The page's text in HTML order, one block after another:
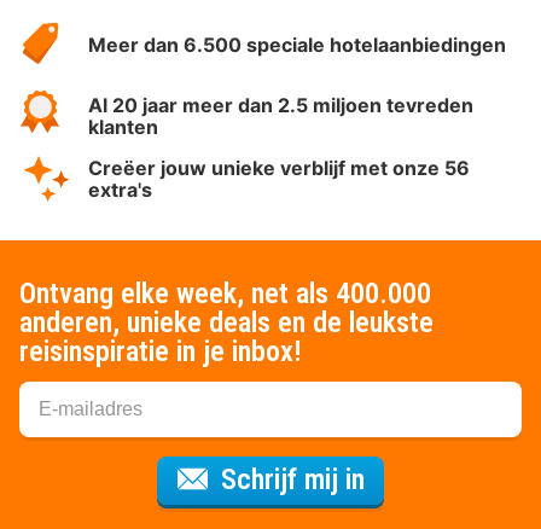
HotelSpecials
Meer dan 6.500 speciale hotelaanbiedingen
Al 20 jaar meer dan 2.5 miljoen tevreden
klanten
Creëer jouw unieke verblijf met onze 56
extra's
Ontvang elke week, net als 400.000
anderen, unieke deals en de leukste
reisinspiratie in je inbox!
Schrijf mij in